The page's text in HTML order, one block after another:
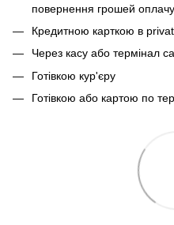
повернення грошей
Кредитною карткою в
Через касу або термінал
Готівкою кур'єру
Готівкою або картою по